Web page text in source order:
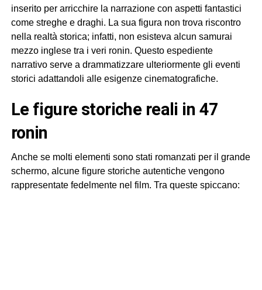
inserito per arricchire la narrazione con aspetti fantastici
come streghe e draghi. La sua figura non trova riscontro
nella realtà storica; infatti, non esisteva alcun samurai
mezzo inglese tra i veri ronin. Questo espediente
narrativo serve a drammatizzare ulteriormente gli eventi
storici adattandoli alle esigenze cinematografiche.
le figure storiche reali in 47
ronin
Anche se molti elementi sono stati romanzati per il grande
schermo, alcune figure storiche autentiche vengono
rappresentate fedelmente nel film. Tra queste spiccano: